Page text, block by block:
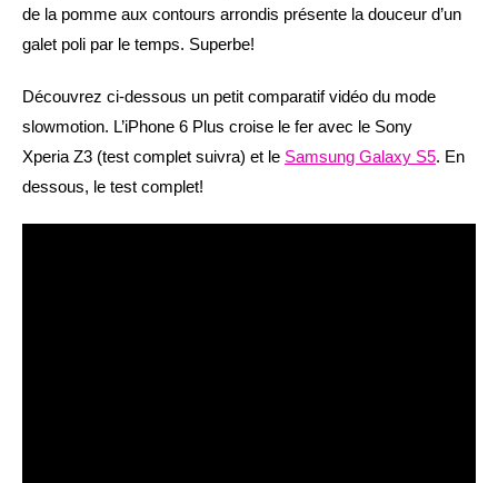
de la pomme aux contours arrondis présente la douceur d’un
galet poli par le temps. Superbe!
Découvrez ci-dessous un petit comparatif vidéo du mode
slowmotion. L’iPhone 6 Plus croise le fer avec le Sony
Xperia Z3 (test complet suivra) et le Samsung Galaxy S5. En
dessous, le test complet!